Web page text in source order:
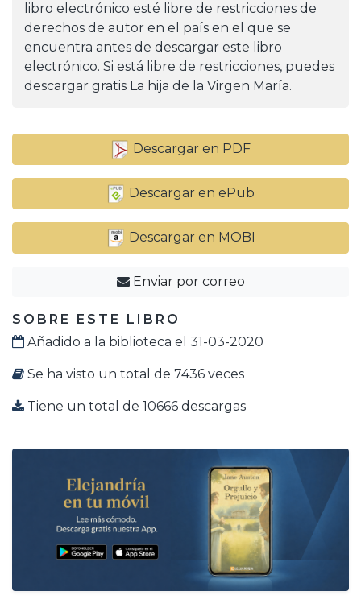
libro electrónico esté libre de restricciones de
derechos de autor en el país en el que se
encuentra antes de descargar este libro
electrónico. Si está libre de restricciones, puedes
descargar gratis La hija de la Virgen María.
Descargar en PDF
Descargar en ePub
Descargar en MOBI
Enviar por correo
SOBRE ESTE LIBRO
Añadido a la biblioteca el 31-03-2020
Se ha visto un total de 7436 veces
Tiene un total de 10666 descargas